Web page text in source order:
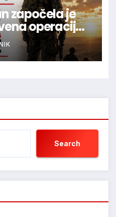
započela je
operacija
Search